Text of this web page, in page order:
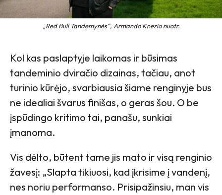
„Red Bull Tandemynės“, Armando Knezio nuotr.
Kol kas paslaptyje laikomas ir būsimas
tandeminio dviračio dizainas, tačiau, anot
turinio kūrėjo, svarbiausia šiame renginyje bus
ne idealiai švarus finišas, o geras šou. O be
įspūdingo kritimo tai, panašu, sunkiai
įmanoma.
Vis dėlto, būtent tame jis mato ir visą renginio
žavesį: „Slapta tikiuosi, kad įkrisime į vandenį,
nes noriu performanso. Prisipažinsiu, man vis